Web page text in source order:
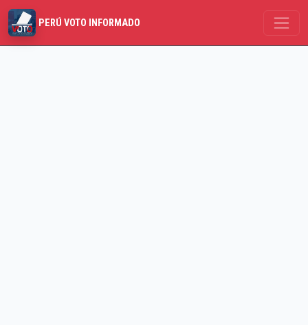
PERÚ VOTO INFORMADO